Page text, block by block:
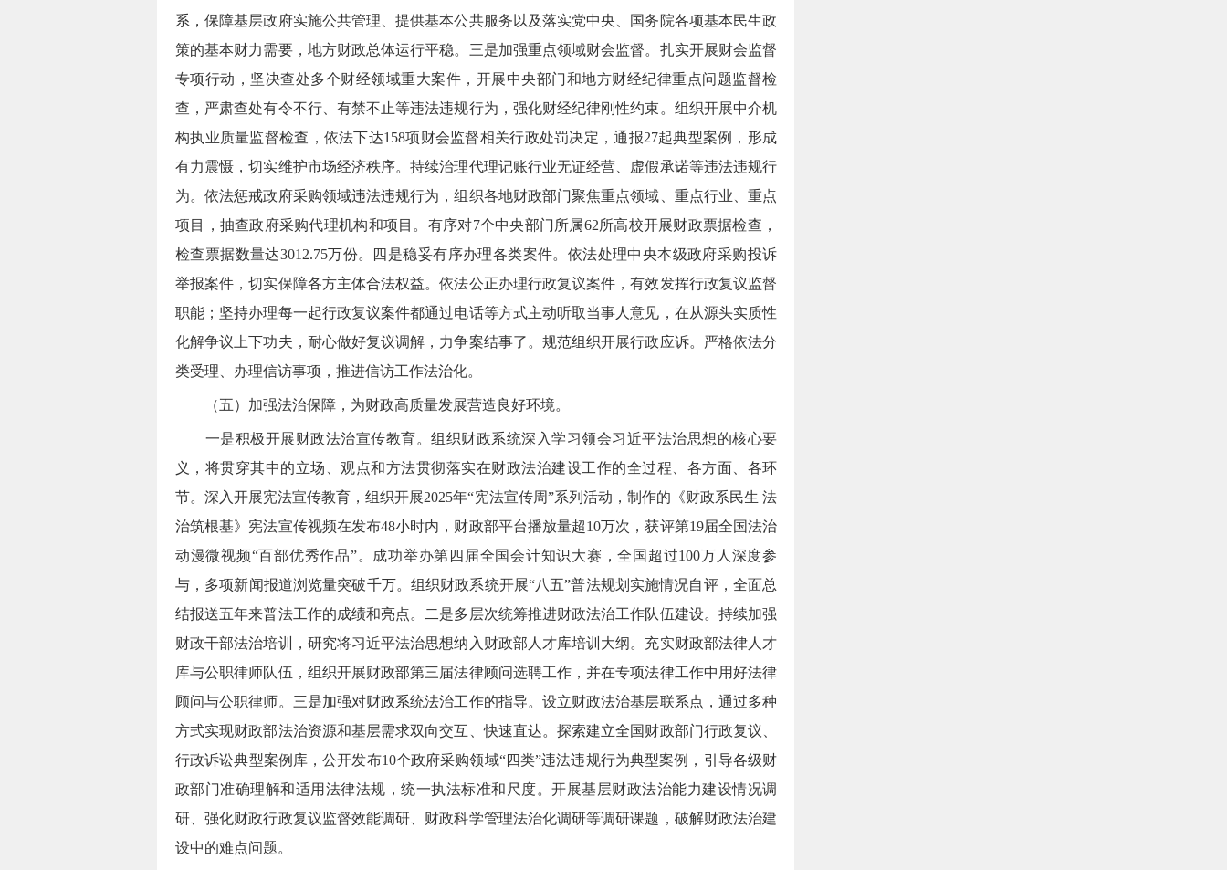
系，保障基层政府实施公共管理、提供基本公共服务以及落实党中央、国务院各项基本民生政
策的基本财力需要，地方财政总体运行平稳。 三是加强重点领域财会监督。 扎实开展财会监督
专项行动，坚决查处多个财经领域重大案件， 开展中央部门和地方财经纪律重点问题监督检
查，严肃查处有令不行、有禁不止等违法违规行为，强化财经纪律刚性约束。组织开展中介机
构执业质量监督检查，依法下达158项财会监督相关行政处罚决定 ，通报27起典型案例，形成
有力震慑，切实维护市场经济秩序。持续治理代理记账行业无证经营、虚假承诺等违法违规行
为。依法惩戒政府采购领域违法违规行为 ，组织各地财政部门聚焦重点领域、重点行业、重点
项目，抽查政府采购代理机构和项目。有序对7个中央部门所属62所高校开展财政票据检查，
检查票据数量达3012.75万份。
四是稳妥有序办理各类案件。 依法处理中央本级政府采购投诉
举报案件，切实保障各方主体合法权益。依法公正办理行政复议案件 ，有效发挥行政复议监督
职能；坚持办理每一起行政复议案件都通过电话等方式主动听取当事人意见，在从源头实质性
化解争议上下功夫，耐心做好复议调解，力争案结事了。规范组织开展行政应诉。严格依法分
类受理、办理信访事项，推进信访工作法治化。
（五）加强法治保障，为财政高质量发展营造良好环境。
一是积极开展财政法治宣传教育。组织财政系统深入学习领会习近平法治思想的核心要
义， 将贯穿其中的立场、观点和方法贯彻落实在财政法治建设工作的全过程、各方面、各环
节。深入开展宪法宣传教育，组织开展2025年“宪法宣传周”系列活动， 制作的《财政系民生 法
治筑根基》宪法宣传视频在发布48小时内，财政部平台播放量超10万次，获评第19届全国法治
动漫微视频“百部优秀作品”。成功举办第四届全国会计知识大赛，全国超过100万人深度参
与，多项新闻报道浏览量突破千万。组织财政系统开展“八五”普法规划实施情况自评，全面总
结报送五年来普法工作的成绩和亮点。
二是多层次统筹推进财政法治工作队伍建设。 持续加强
财政干部法治培训，研究将习近平法治思想纳入财政部人才库培训大纲。充实财政部法律人才
库与公职律师队伍，组织开展财政部第三届法律顾问选聘工作，并在专项法律工作中用好法律
顾问与公职律师。 三是加强对财政系统法治工作的指导。 设立财政法治基层联系点，通过多种
方式实现财政部法治资源和基层需求双向交互、快速直达。 探索建立全国财政部门行政复议、
行政诉讼典型案例库，公开发布10个政府采购领域“四类”违法违规行为典型案例， 引导各级财
政部门准确理解和适用法律法规，统一执法标准和尺度。开展基层财政法治能力建设情况调
研、强化财政行政复议监督效能调研、财政科学管理法治化调研等调研课题，破解财政法治建
设中的难点问题。